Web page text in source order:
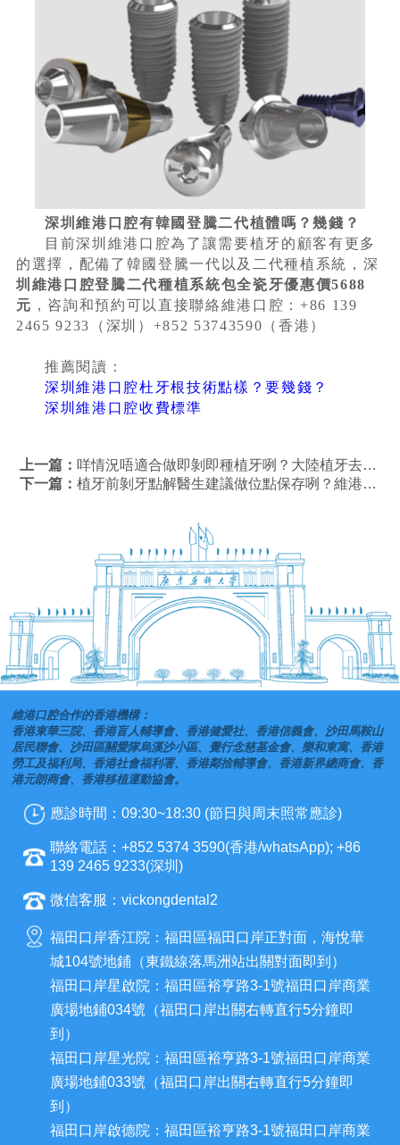
深圳維港口腔有韓國登騰二代植體嗎？幾錢？
目前深圳維港口腔為了讓需要植牙的顧客有更多
的選擇，配備了韓國登騰一代以及二代種植系統，深
圳維港口腔登騰二代種植系統包全瓷牙優惠價5688
元 ，咨詢和預約可以直接聯絡維港口腔：+86 139
2465 9233（深圳）+852 53743590（香港）
推薦閱讀：
深圳維港口腔杜牙根技術點樣？要幾錢？
深圳維港口腔收費標準
上一篇： 咩情況唔適合做即剝即種植牙咧？大陸植牙去邊家牙科好？
下一篇：植牙前剝牙點解醫生建議做位點保存咧？維港口腔植牙剝牙要幾錢？
維港口腔合作的香港機構：
香港東華三院、香港盲人輔導會、香港健愛社、香港信義會、沙田馬鞍山
居民聯會、沙田區關愛隊烏溪沙小區、覺行念慈基金會、樂和東寓、香港
勞工及福利局、香港社會福利署、香港鄰捨輔導會、香港新界總商會、香
港元朗商會、香港移植運動協會。
應診時間：09:30~18:30 (節日與周末照常應診)
聯絡電話：+852 5374 3590(香港/whatsApp); +86
139 2465 9233(深圳)
微信客服：vickongdental2
福田口岸香江院：福田區福田口岸正對面，海悅華
城104號地鋪（東鐵線落馬洲站出關對面即到）
福田口岸星啟院：福田區裕亨路3-1號福田口岸商業
廣場地鋪034號（福田口岸出關右轉直行5分鐘即
到）
福田口岸星光院：福田區裕亨路3-1號福田口岸商業
廣場地鋪033號（福田口岸出關右轉直行5分鐘即
到）
福田口岸啟德院：福田區裕亨路3-1號福田口岸商業